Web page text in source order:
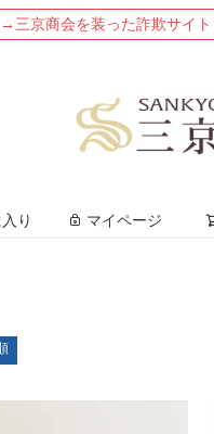
→三京商会を装った詐欺サイ
り マイページ